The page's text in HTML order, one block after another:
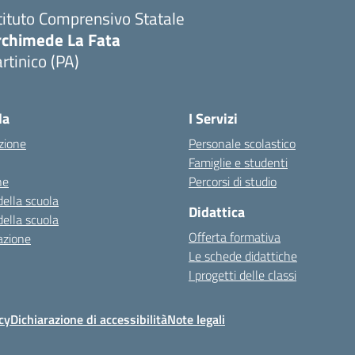
Comprensivo Statale
La Fata
(PA)
scuola
scuola
I Servizi
Personale scolastico
Famiglie e studenti
Percorsi di studio
Didattica
Offerta formativa
Le schede didattiche
I progetti delle classi
Dichiarazione di accessibilitàNote legali